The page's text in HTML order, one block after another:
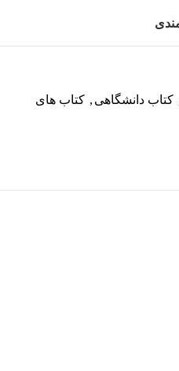
کتاب دانشگاهی , کتاب های